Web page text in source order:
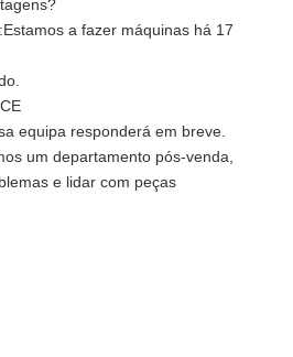
a fazer máquinas há 17
equipa responderá em breve.
um departamento pós-venda,
e lidar com peças